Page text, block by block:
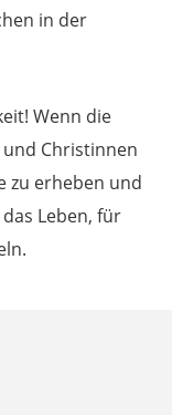
in der
Wenn die
Christinnen
zu erheben und
Leben, für